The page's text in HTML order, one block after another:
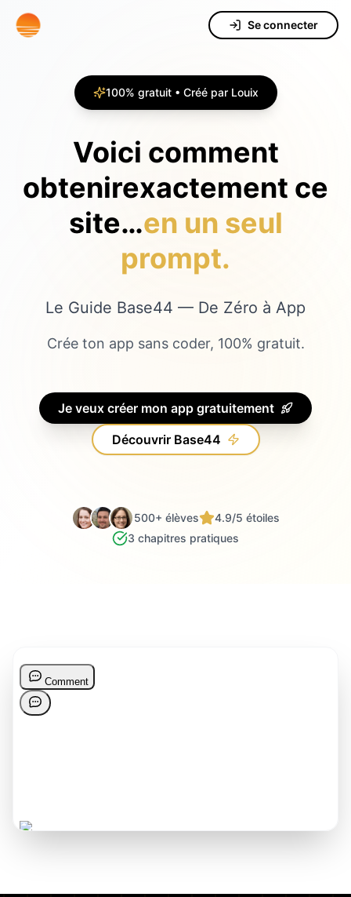
Se connecter
100% gratuit • Créé par Louix
Voici comment
obtenirexactement ce
site…en un seul
prompt.
Le Guide Base44 — De Zéro à App
Crée ton app sans coder, 100% gratuit.
Je veux créer mon app gratuitement
Découvrir Base44
500+ élèves
4.9/5 étoiles
3 chapitres pratiques